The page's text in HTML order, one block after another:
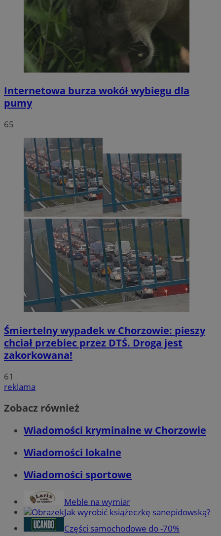
Internetowa burza wokół wybiegu dla
pumy
65
Śmiertelny wypadek w Chorzowie: pieszy
chciał przebiec przez DTŚ. Droga jest
zakorkowana!
61
reklama
Zobacz również
Wiadomości kryminalne w Chorzowie
Wiadomości lokalne
Wiadomości sportowe
Meble na wymiar
Jak wyrobić książeczkę sanepidowską?
Części samochodowe do -70%